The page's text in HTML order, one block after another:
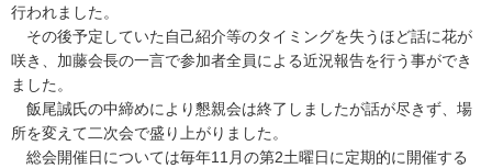
行われました。
その後予定していた自己紹介等のタイミングを失うほど話に花が
咲き、加藤会長の一言で参加者全員による近況報告を行う事ができ
ました。
飯尾誠氏の中締めにより懇親会は終了しましたが話が尽きず、場
所を変えて二次会で盛り上がりました。
総会開催日については毎年11月の第2土曜日に定期的に開催する